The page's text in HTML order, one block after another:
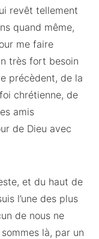
revêt tellement
quand même,
me faire
très fort besoin
précèdent, de la
chrétienne, de
amis
de Dieu avec
et du haut de
l’une des plus
de nous ne
là, par un